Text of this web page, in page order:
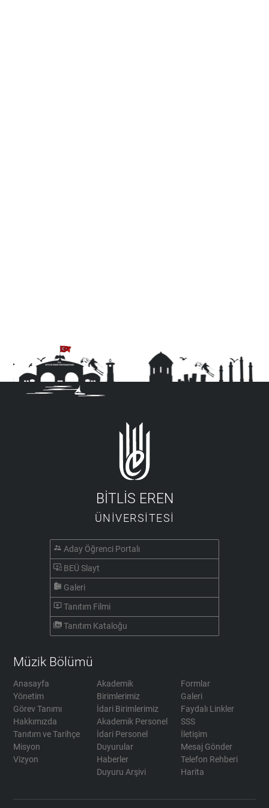
BİTLİS EREN
ÜNİVERSİTESİ
supervisor_account Aday Öğrenci Portalı
important_devices BEÜ Slayt
camera_roll Galeri
ondemand_video Tanıtım Filmi
perm_media Tanıtım Kataloğu
Müzik Bölümü
Anasayfa
Yönetim
Görev Tanımı
Hakkımızda
Tanıtım ve Tarihçe
Misyon
Vizyon
Akademik
Birimlerimiz
İdari Birimlerimiz
Akademik Personel
İdari Personel
Duyurular
Haberler
Duyuru Arşivi
Formlar
Galeri
Faydalı Linkler
SSS
İletişim
Mesaj Gönder
Telefon Rehberi
Harita